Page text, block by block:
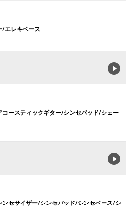
/エレキベース
ースティックギター/シンセパッド/シェー
ンセサイザー/シンセパッド/シンセベース/シ